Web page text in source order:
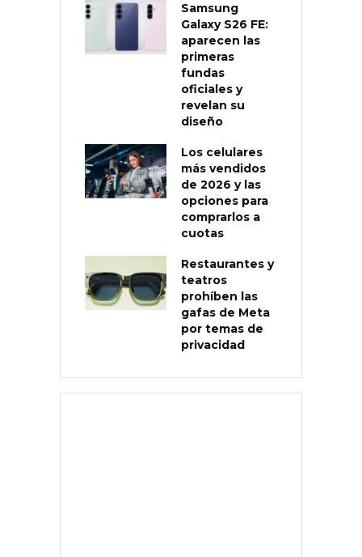
Samsung
Galaxy S26 FE:
aparecen las
primeras
fundas
oficiales y
revelan su
diseño
Los celulares
más vendidos
de 2026 y las
opciones para
comprarlos a
cuotas
Restaurantes y
teatros
prohíben las
gafas de Meta
por temas de
privacidad